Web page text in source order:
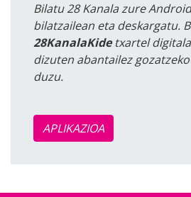
Bilatu 28 Kanala zure
bilatzailean eta deskargatu.
28KanalaKidetxartel
dizuten abantailez
duzu.
APLIKAZIOA